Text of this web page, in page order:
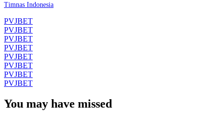
Timnas Indonesia
PVJBET
PVJBET
PVJBET
PVJBET
PVJBET
PVJBET
PVJBET
PVJBET
You may have missed